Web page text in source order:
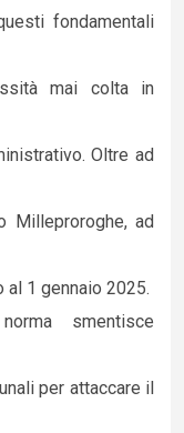
fondamentali
mai colta in
Oltre ad
Milleproroghe, ad
al 1 gennaio 2025.
smentisce
per attaccare il